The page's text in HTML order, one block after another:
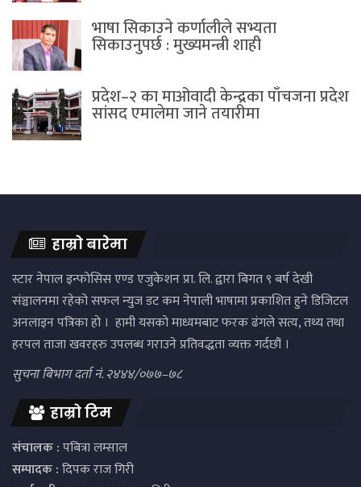
भाषा सिकाउने कर्णालीले सभ्यता
सिकाउनुपर्छ : मुख्यमन्त्री शाही
प्रदेश–२ का माओवादी केन्द्रका पाँचजना प्रदेश
सांसद एमालेमा जाने तयारीमा
हाम्रो बारेमा
स्टार नेपाल इन्फोसिस एण्ड एजुकेशन प्रा. लि. द्वारा बिगत ९ बर्ष देखी
संञ्चालनमा रहेको सफल न्युज डट कम नेपाली भाषामा प्रकाशित हुने डिजिटल
अनलाइन पत्रिका हो । हामी यसको माध्यमबाट फरक ढंगले सत्य, तथ्य तथा
हरपल ताजा खवरहरु उपलब्ध गराउने प्रतिवद्धता व्यक्त गर्दछौं ।
सुचना बिभाग दर्ता नं. २४४४/०७७–७८
हाम्रो टिम
संचालक :पबित्रा लम्साल
सम्पादक :दिपक राज गिरी